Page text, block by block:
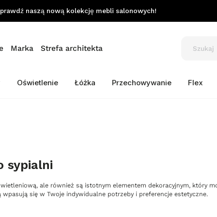
naszą nową kolekcję mebli salonowych!
Marka Strefa architekta
Oświetlenie Łóżka Przechowywanie Flex
sypialni
ale również są istotnym elementem dekoracyjnym, który
się w Twoje indywidualne potrzeby i preferencje estetyczne.